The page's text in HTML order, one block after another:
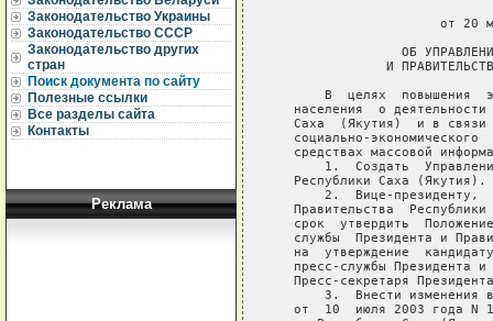
Законодательство Украины
Законодательство СССР
Законодательство других
стран
Поиск документа по сайту
Полезные ссылки
Все разделы сайта
Контакты
Реклама
от 20
ОБ
И
В  целях  повышения
населения  о
Саха  (Якутия)  и в
социально-экономического
средствах массовой
1.  Создать
   Республики Саха (Якутия).
2.  Вице-президенту,
Правительства
срок  утвердить
службы  Президента и
на  утверждение
пресс-службы Президента
Пресс-секретаря
3.  Внести изменения
от  10  июля 2003 года N